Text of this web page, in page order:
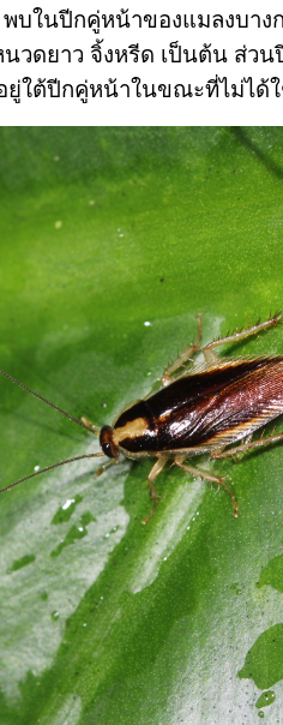
บในปีกคู่หน้าของแมลงบา
ดยาว จิ้งหรีด เป็นต้น ส่วน
ยู่ใต้ปีกคู่หน้าในขณะที่ไม่ได้